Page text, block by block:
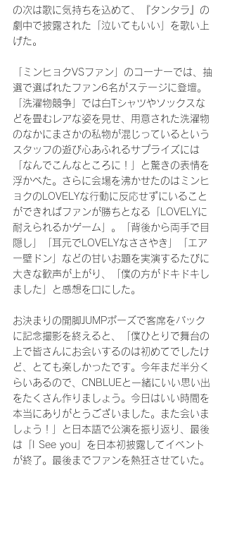
の次は歌に気持ちを込めて、『タンタラ』の
劇中で披露された「泣いてもいい」を歌い上
げた。
「ミンヒョクVSファン」のコーナーでは、抽
選で選ばれたファン6名がステージに登壇。
「洗濯物競争」では白Tシャツやソックスな
どを畳むレアな姿を見せ、用意された洗濯物
のなかにまさかの私物が混じっているという
スタッフの遊び心あふれるサプライズには
「なんでこんなところに！」と驚きの表情を
浮かべた。さらに会場を沸かせたのはミンヒ
ョクのLOVELYな行動に反応せずにいること
ができればファンが勝ちとなる「LOVELYに
耐えられるかゲーム」。「背後から両手で目
隠し」「耳元でLOVELYなささやき」「エア
ー壁ドン」などの甘いお題を実演するたびに
大きな歓声が上がり、「僕の方がドキドキし
ました」と感想を口にした。
お決まりの開脚JUMPポーズで客席をバック
に記念撮影を終えると、「僕ひとりで舞台の
上で皆さんにお会いするのは初めてでしたけ
ど、とても楽しかったです。今年まだ半分く
らいあるので、CNBLUEと一緒にいい思い出
をたくさん作りましょう。今日はいい時間を
本当にありがとうございました。また会いま
しょう！」と日本語で公演を振り返り、最後
は「I See you」を日本初披露してイベント
が終了。最後までファンを熱狂させていた。